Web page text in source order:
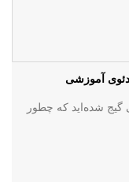
آموزشی
گیج شده‌اید که چطور